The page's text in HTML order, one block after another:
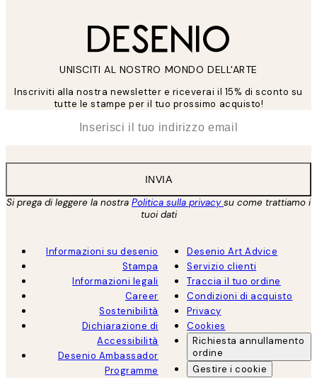
UNISCITI AL NOSTRO MONDO DELL'ARTE
Inscriviti alla nostra newsletter e riceverai il 15% di sconto su
tutte le stampe per il tuo prossimo acquisto!
INVIA
Si prega di leggere la nostra Politica sulla privacysu come trattiamo i
tuoi dati
Informazioni su desenio
Stampa
Informazioni legali
Career
Sostenibilità
Dichiarazione di
Accessibilità
Desenio Ambassador
Programme
Desenio Art Advice
Servizio clienti
Traccia il tuo ordine
Condizioni di acquisto
Privacy
Cookies
Richiesta annullamento
ordine
Gestire i cookie